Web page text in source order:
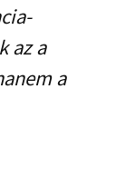
az a
a